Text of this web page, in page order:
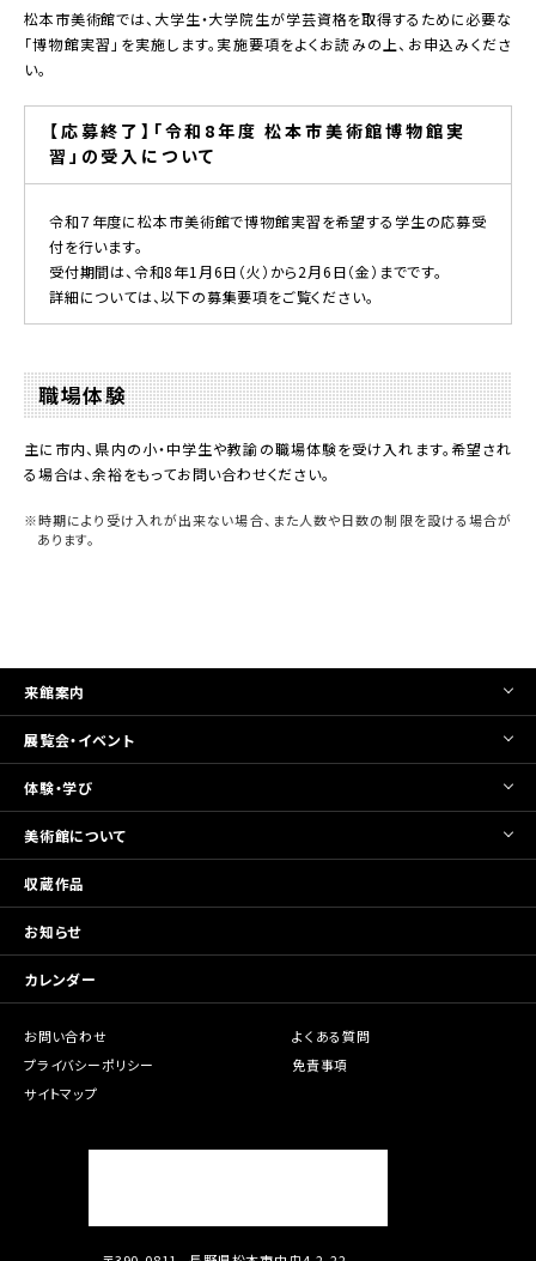
松本市美術館では、大学生・大学院生が学芸資格を取得するために必要な
「博物館実習」を実施します。実施要項をよくお読みの上、お申込みくださ
い。
【応募終了】「令和8年度 松本市美術館博物館実
習」の受入について
令和７年度に松本市美術館で博物館実習を希望する学生の応募受
付を行います。
受付期間は、 令和8年1月6日（火）から2月6日（金） までです。
詳細については、以下の募集要項をご覧ください。
職場体験
主に市内、県内の小・中学生や教諭の職場体験を受け入れます。希望され
る場合は、余裕をもってお問い合わせください。
※時期により受け入れが出来ない場合、また人数や日数の制限を設ける場合が
あります。
お知らせ
カレンダー
お問い合わせ
よくある質問
プライバシーポリシー
免責事項
サイトマップ
来館案内
展覧会・イベント
体験・学び
美術館について
収蔵作品